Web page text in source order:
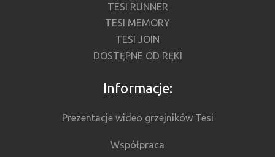
TESI RUNNER
TESI MEMORY
TESI JOIN
DOSTĘPNE OD RĘKI
Informacje:
Prezentacje wideo grzejników Tesi
Współpraca